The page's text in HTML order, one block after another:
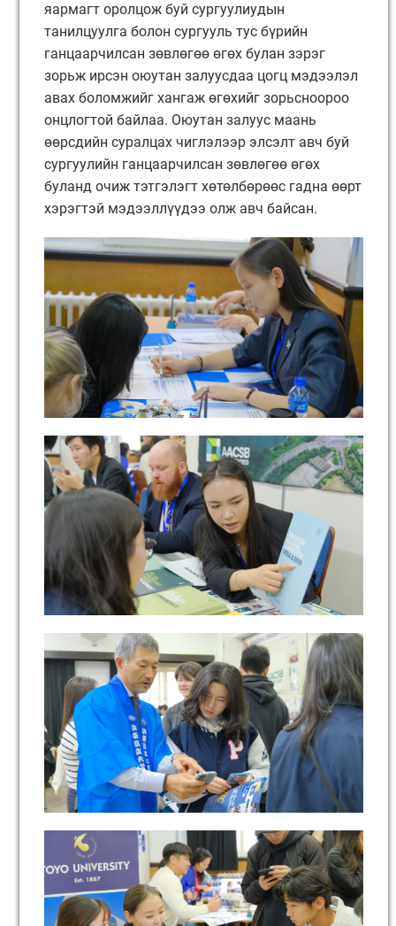
яармагт оролцож буй сургуулиудын
танилцуулга болон сургууль тус бүрийн
ганцаарчилсан зөвлөгөө өгөх булан зэрэг
зорьж ирсэн оюутан залуусдаа цогц мэдээлэл
авах боломжийг хангаж өгөхийг зорьсноороо
онцлогтой байлаа. Оюутан залуус маань
өөрсдийн суралцах чиглэлээр элсэлт авч буй
сургуулийн ганцаарчилсан зөвлөгөө өгөх
буланд очиж тэтгэлэгт хөтөлбөрөөс гадна өөрт
хэрэгтэй мэдээллүүдээ олж авч байсан.